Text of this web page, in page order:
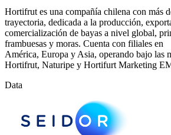
Hortifrut es una compañía chilena con más
trayectoria, dedicada a la producción,
comercialización de bayas a nivel global,
frambuesas y moras. Cuenta con filiales en
América, Europa y Asia, operando bajo las
Hortifrut, Naturipe y Hortifurt Marketing
Data